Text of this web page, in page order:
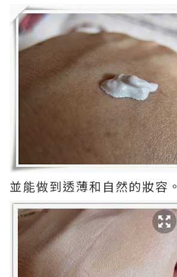
並能做到透薄和自然的妝容。